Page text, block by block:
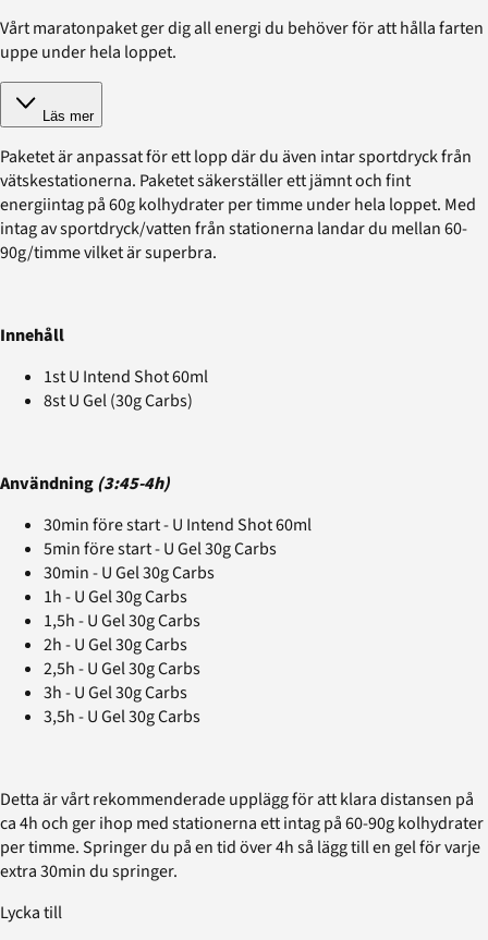
Vårt maratonpaket ger dig all energi du behöver för att hålla farten
uppe under hela loppet.
Läs mer
Paketet är anpassat för ett lopp där du även intar sportdryck från
vätskestationerna. Paketet säkerställer ett jämnt och fint
energiintag på 60g kolhydrater per timme under hela loppet. Med
intag av sportdryck/vatten från stationerna landar du mellan 60-
90g/timme vilket är superbra.
Innehåll
1st U Intend Shot 60ml
8st U Gel (30g Carbs)
Användning(3:45-4h)
30min före start - U Intend Shot 60ml
5min före start - U Gel 30g Carbs
30min - U Gel 30g Carbs
1h - U Gel 30g Carbs
1,5h - U Gel 30g Carbs
2h - U Gel 30g Carbs
2,5h - U Gel 30g Carbs
3h - U Gel 30g Carbs
3,5h - U Gel 30g Carbs
Detta är vårt rekommenderade upplägg för att klara distansen på
ca 4h och ger ihop med stationerna ett intag på 60-90g kolhydrater
per timme. Springer du på en tid över 4h så lägg till en gel för varje
extra 30min du springer.
Lycka till